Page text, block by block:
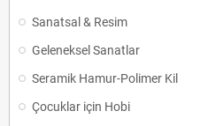
Sanatsal & Resim
Geleneksel Sanatlar
Seramik Hamur-Polimer Kil
Çocuklar için Hobi